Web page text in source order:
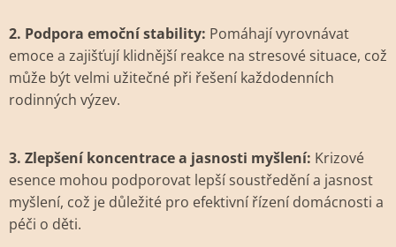
2. Podpora emoční stability: Pomáhají vyrovnávat
emoce a zajišťují klidnější reakce na stresové situace, což
může být velmi užitečné při řešení každodenních
rodinných výzev.
3. Zlepšení koncentrace a jasnosti myšlení: Krizové
esence mohou podporovat lepší soustředění a jasnost
myšlení, což je důležité pro efektivní řízení domácnosti a
péči o děti.